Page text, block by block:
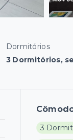
Dormitórios
3 Dormitórios,
3